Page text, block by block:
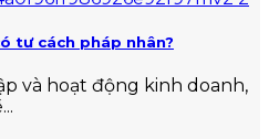
tư cách pháp nhân?
và hoạt động kinh doanh,